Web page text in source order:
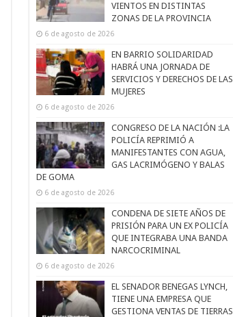
VIENTOS EN DISTINTAS
ZONAS DE LA PROVINCIA
6 de agosto de 2026
EN BARRIO SOLIDARIDAD
HABRÁ UNA JORNADA DE
SERVICIOS Y DERECHOS DE LAS
MUJERES
6 de agosto de 2026
CONGRESO DE LA NACIÓN :LA
POLICÍA REPRIMIÓ A
MANIFESTANTES CON AGUA,
GAS LACRIMÓGENO Y BALAS
DE GOMA
6 de agosto de 2026
CONDENA DE SIETE AÑOS DE
PRISIÓN PARA UN EX POLICÍA
QUE INTEGRABA UNA BANDA
NARCOCRIMINAL
6 de agosto de 2026
EL SENADOR BENEGAS LYNCH,
TIENE UNA EMPRESA QUE
GESTIONA VENTAS DE TIERRAS